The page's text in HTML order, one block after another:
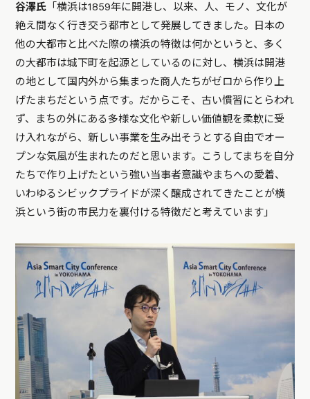
谷澤氏 「横浜は1859年に開港し、以来、人、モノ、文化が
絶え間なく行き交う都市として発展してきました。日本の
他の大都市と比べた際の横浜の特徴は何かというと、多く
の大都市は城下町を起源としているのに対し、横浜は開港
の地として国内外から集まった商人たちがゼロから作り上
げたまちだという点です。だからこそ、古い慣習にとらわれ
ず、まちの外にある多様な文化や新しい価値観を柔軟に受
け入れながら、新しい事業を生み出そうとする自由でオー
プンな気風が生まれたのだと思います。こうしてまちを自分
たちで作り上げたという強い当事者意識やまちへの愛着、
いわゆるシビックプライドが深く醸成されてきたことが横
浜という街の市民力を裏付ける特徴だと考えています」